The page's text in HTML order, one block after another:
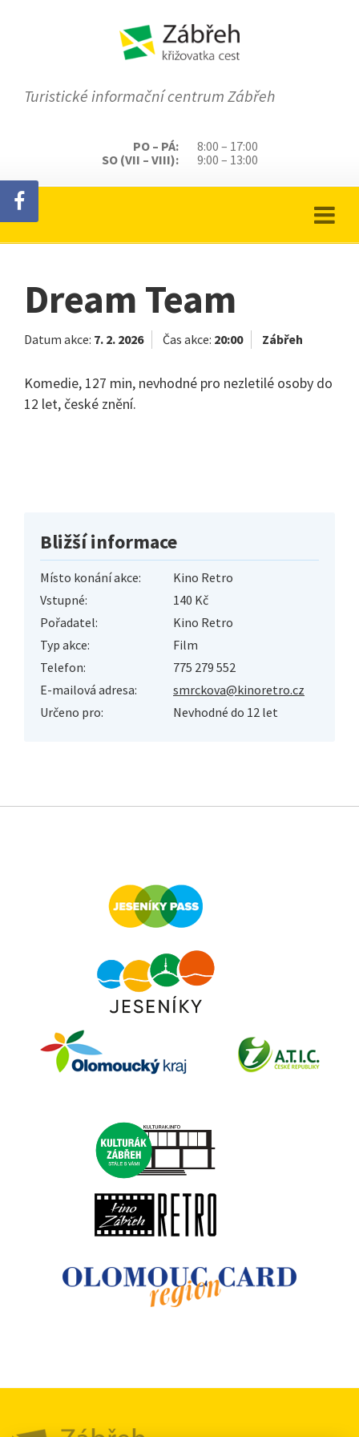
Turistické informační centrum Zábřeh
PO – PÁ:
8:00 – 17:00
SO (VII – VIII):
9:00 – 13:00
Dream Team
Datum akce: 7. 2. 2026 Čas akce: 20:00 Zábřeh
Komedie, 127 min, nevhodné pro nezletilé osoby do
12 let, české znění.
Bližší informace
Místo konání akce:
Kino Retro
Vstupné:
140 Kč
Pořadatel:
Kino Retro
Typ akce:
Film
Telefon:
775 279 552
E-mailová adresa:
smrckova@kinoretro.cz
Určeno pro:
Nevhodné do 12 let